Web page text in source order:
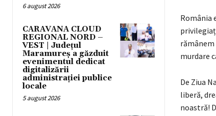
6 august 2026
CARAVANA CLOUD
REGIONAL NORD –
VEST | Județul
Maramureș a găzduit
evenimentul dedicat
digitalizării
administrației publice
locale
5 august 2026
România
murdare
De Ziua
liberă,
noastră!